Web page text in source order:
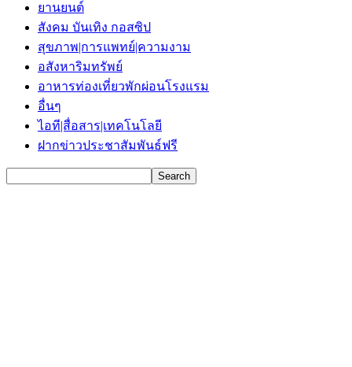
ยานยนต์
สังคม บันเทิง กอสซิป
สุขภาพ|การแพทย์|ความงาม
อสังหาริมทรัพย์
อาหารท่องเที่ยวพักผ่อนโรงแรม
อื่นๆ
ไอที|สื่อสาร|เทคโนโลยี
ฝากข่าวประชาสัมพันธ์ฟรี